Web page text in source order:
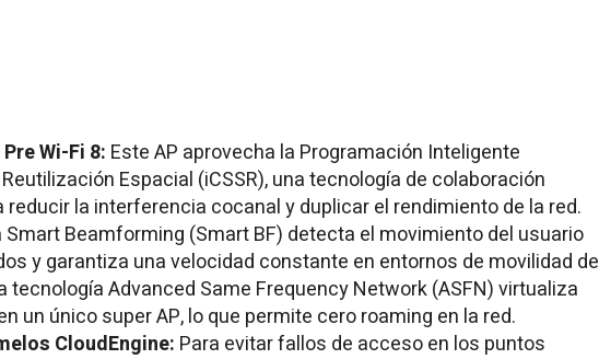
Wi-Fi 8: Este AP aprovecha la Programación Inteligente
Espacial (iCSSR), una tecnología de colaboración
reducir la interferencia cocanal y duplicar el rendimiento de la red.
Smart Beamforming (Smart BF) detecta el movimiento del usuario
y garantiza una velocidad constante en entornos de movilidad de
tecnología Advanced Same Frequency Network (ASFN) virtualiza
un único super AP, lo que permite cero roaming en la red.
CloudEngine: Para evitar fallos de acceso en los puntos